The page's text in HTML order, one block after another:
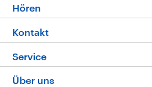
Die Nachrichten
Nachrichtenleicht
Neue Beiträge auf dlf.de
Hören
Livestream
Podcasts
Kontakt
Service
FAQ
Über uns